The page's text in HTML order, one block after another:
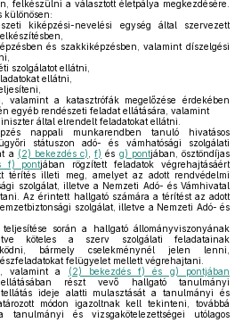
felkészülni a választott életpálya megkezdésére.
különösen:
kiképzési-nevelési egység által szervezett
és szakkiképzésben, valamint díszelgési
szolgálatot ellátni,
ellátni,
valamint a katasztrófák megelőzése érdekében
egyéb rendészeti feladat ellátására, valamint
által elrendelt feladatokat ellátni.
nappali munkarendben tanuló hivatásos
státuszon adó- és vámhatósági szolgálati
a (2) bekezdés c) ,f) és g) pontjában, ösztöndíjas
f) pontjában rögzített feladatok végrehajtásáért
térítés illeti meg, amelyet az adott rendvédelmi
szolgálat, illetve a Nemzeti Adó- és Vámhivatal
Az érintett hallgató számára a térítést az adott
szolgálat, illetve a Nemzeti Adó- és
során a hallgató állományviszonyának
köteles a szerv szolgálati feladatainak
bármely cselekménynél jelen lenni,
felügyelet mellett végrehajtani.
, valamint a
(2) bekezdés f) és g) pontjában
ellátásában részt vevő hallgató tanulmányi
ideje alatti mulasztását a tanulmányi és
módon igazoltnak kell tekinteni, továbbá
és vizsgakötelezettségei utólagos